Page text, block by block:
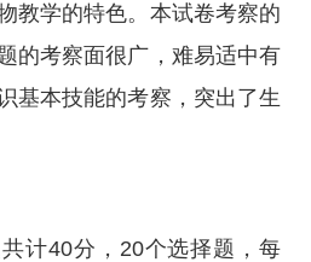
教学的特色。本试卷考察的
的考察面很广，难易适中有
基本技能的考察，突出了生
计40分，20个选择题，每